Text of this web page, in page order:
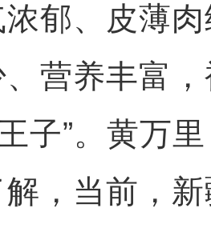
郁、皮薄
营养丰富
王子”。黄
当前，新